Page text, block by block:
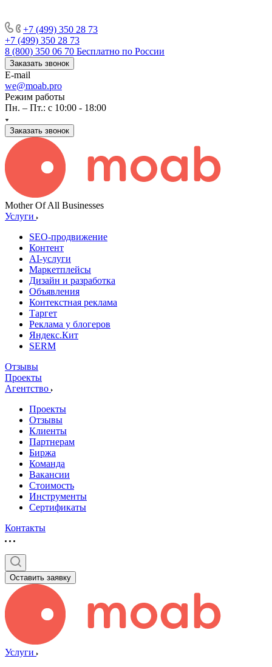
+7 (499) 350 28 73
+7 (499) 350 28 73
8 (800) 350 06 70 Бесплатно по России
Заказать звонок
E-mail
we@moab.pro
Режим работы
Пн. – Пт.: с 10:00 - 18:00
Заказать звонок
Mother Of All Businesses
Услуги
SEO-продвижение
Контент
AI-услуги
Маркетплейсы
Дизайн и разработка
Объявления
Контекстная реклама
Таргет
Реклама у блогеров
Яндекс.Кит
SERM
Отзывы
Проекты
Агентство
Проекты
Отзывы
Клиенты
Партнерам
Биржа
Команда
Вакансии
Стоимость
Инструменты
Сертификаты
Контакты
Оставить заявку
Услуги